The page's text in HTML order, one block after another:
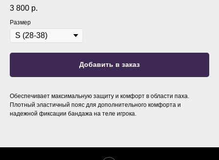
3 800 р.
Размер
Добавить в заказ
Обеспечивает максимальную защиту и комфорт в области паха.
Плотный эластичный пояс для дополнительного комфорта и
надежной фиксации бандажа на теле игрока.